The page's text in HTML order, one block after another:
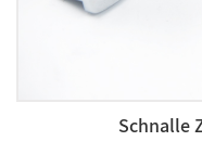
Schnalle